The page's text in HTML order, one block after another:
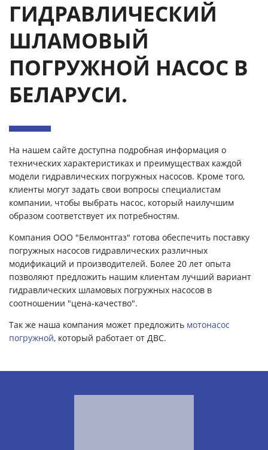
ГИДРАВЛИЧЕСКИЙ
ШЛАМОВЫЙ
ПОГРУЖНОЙ НАСОС В
БЕЛАРУСИ.
На нашем сайте доступна подробная информация о
технических характеристиках и преимуществах каждой
модели гидравлических погружных насосов. Кроме того,
клиенты могут задать свои вопросы специалистам
компании, чтобы выбрать насос, который наилучшим
образом соответствует их потребностям.
Компания ООО "Белмонтгаз" готова обеспечить поставку
погружных насосов гидравлических различных
модификаций и производителей. Более 20 лет опыта
позволяют предложить нашим клиентам лучший вариант
гидравлических шламовых погружных насосов в
соотношении "цена-качество".
Так же наша компания может предложить мотонасос
погружной, который работает от ДВС.